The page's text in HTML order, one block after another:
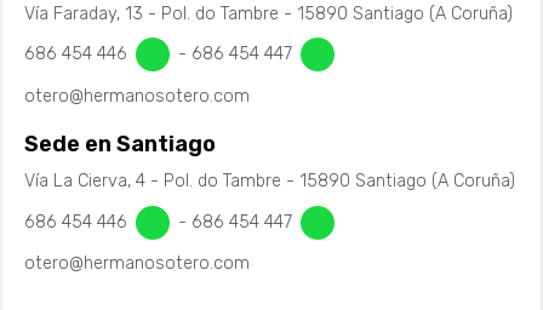
Vía Faraday, 13 - Pol. do Tambre - 15890 Santiago (A Coruña)
686 454 446
- 686 454 447
otero@hermanosotero.com
Sede en Santiago
Vía La Cierva, 4 - Pol. do Tambre - 15890 Santiago (A Coruña)
686 454 446
- 686 454 447
otero@hermanosotero.com